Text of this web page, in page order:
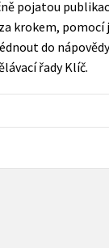
Young adult (SK)
Zahraniční
pojatou
krokem,
do
řady Klíč.